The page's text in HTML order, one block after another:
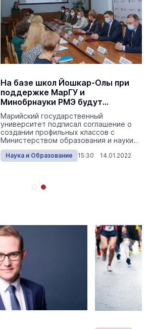
На базе школ Йошкар-Олы при
поддержке МарГУ и
Минобрнауки РМЭ будут
открыты профильные классы
Марийский государственный
университет подписал соглашение о
создании профильных классов с
Министерством образования и науки
Республики Марий Эл.
Наука и Образование 15:30 14.01.2022